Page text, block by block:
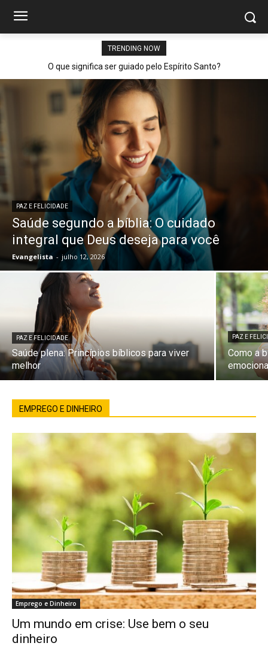
TRENDING NOW
O que significa ser guiado pelo Espírito Santo?
PAZ E FELICIDADE
Saúde segundo a bíblia: O cuidado
integral que Deus deseja para você
Evangelista - julho 12, 2026
PAZ E FELICIDADE
Saúde plena: Princípios bíblicos para viver
melhor
PAZ E
Como a
EMPREGO E DINHEIRO
Emprego e Dinheiro
Um mundo em crise: Use bem o seu
dinheiro